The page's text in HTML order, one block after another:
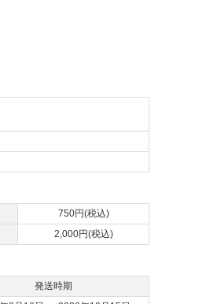
750円(税込)
2,000円(税込)
発送時期